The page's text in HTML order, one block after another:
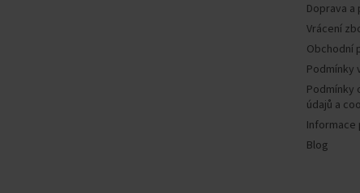
Doprava a
Vrácení
Obchodní
Podmínky
Podmínky
údajů a
Informace
Blog